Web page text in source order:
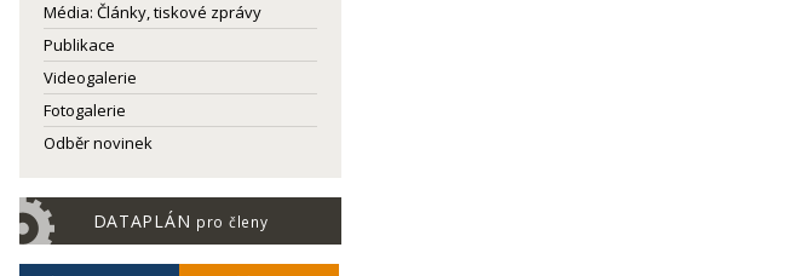
Média: Články, tiskové zprávy
Publikace
Videogalerie
Fotogalerie
Odběr novinek
DATAPLÁN pro členy